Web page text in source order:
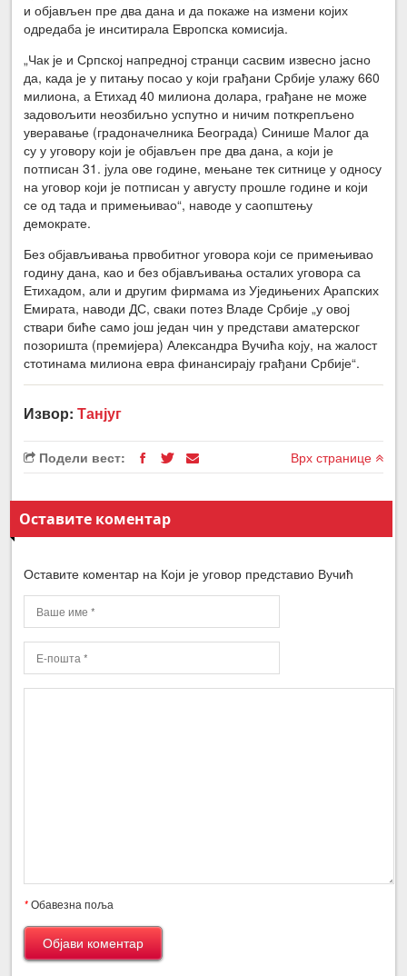
и објављен пре два дана и да покаже на измени којих
одредаба је инситирала Европска комисија.
„Чак је и Српској напредној странци сасвим извесно јасно
да, када је у питању посао у који грађани Србије улажу 660
милиона, а Етихад 40 милиона долара, грађане не може
задовољити неозбиљно успутно и ничим поткрепљено
уверавање (градоначелника Београда) Синише Малог да
су у уговору који је објављен пре два дана, а који је
потписан 31. јула ове године, мењане тек ситнице у односу
на уговор који је потписан у августу прошле године и који
се од тада и примењивао“, наводе у саопштењу
демократе.
Без објављивања првобитног уговора који се примењивао
годину дана, као и без објављивања осталих уговора са
Етихадом, али и другим фирмама из Уједињених Арапских
Емирата, наводи ДС, сваки потез Владе Србије „у овој
ствари биће само још један чин у представи аматерског
позоришта (премијера) Александра Вучића коју, на жалост
стотинама милиона евра финансирају грађани Србије“.
Извор:Танјуг
Подели вест: Врх странице
Оставите коментар
Оставите коментар на Који је уговор представио Вучић
*Обавезна поља